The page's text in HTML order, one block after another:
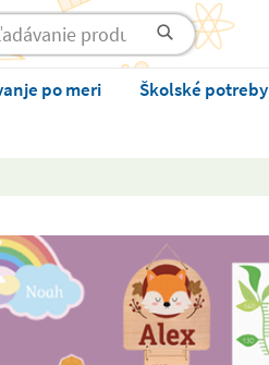
po meri Školské potreby